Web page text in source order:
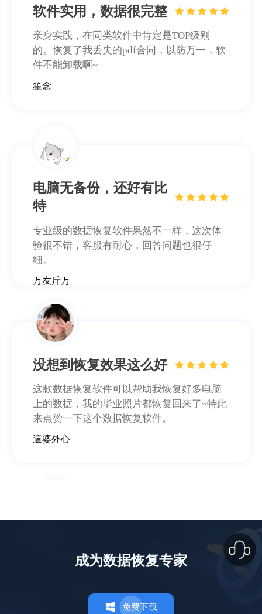
电脑无备份，还好有比
特
专业级的数据恢复软件果然不一样，这次体
验很不错，客服有耐心，回答问题也很仔
细。
没想到恢复效果这么好
这款数据恢复软件可以帮助我恢复好多电脑
上的数据，我的毕业照片都恢复回来了~特此
来点赞一下这个数据恢复软件。
這婆外心
照片恢复了200多张
软件功能很齐全，不管是照片还是文档都能
恢复回来，误删或清空回收站再也不慌了，
感谢感谢！
Amla_Tustiz
本人上了年纪了，不太会操作，专业老师们
成为数据恢复专家
免费下载